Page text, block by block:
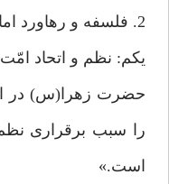
2. فلسفه و رهاورد امامت‏
يكم: نظم و اتحاد امّت‏
را سبب برقرارى
است.»